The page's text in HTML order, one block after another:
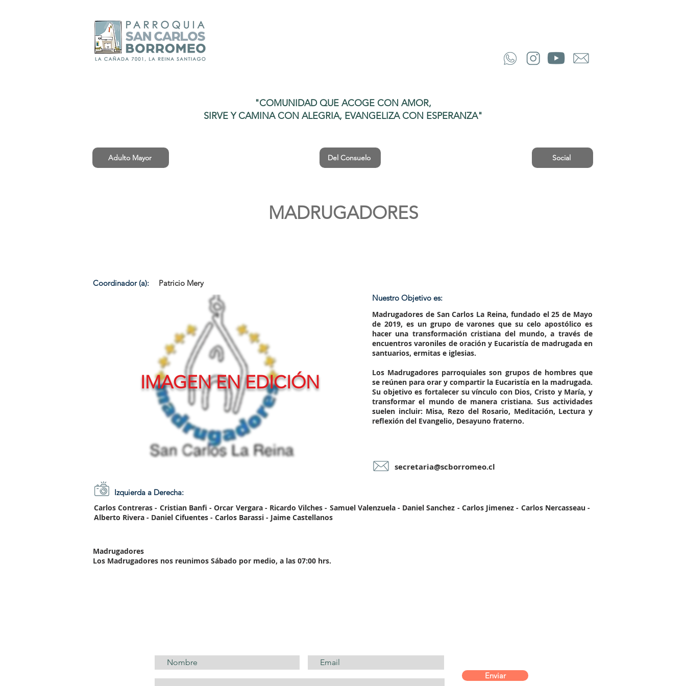
"COMUNIDAD QUE ACOGE CON AMOR,
SIRVE Y CAMINA CON ALEGRIA, EVANGELIZA CON ESPERANZA"
Adulto Mayor Del Consuelo Social
MADRUGADORES
Coordinador (a): Patricio Mery
IMAGEN EN EDICIÓN
Nuestro Objetivo es:
Madrugadores de San Carlos La Reina, fundado el 25 de Mayo
de 2019, es un grupo de varones que su celo apostólico es
hacer una transformación cristiana del mundo, a través de
encuentros varoniles de oración y Eucaristía de madrugada en
santuarios, ermitas e iglesias.
Los Madrugadores parroquiales son grupos de hombres que
se reúnen para orar y compartir la Eucaristía en la madrugada.
Su objetivo es fortalecer su vínculo con Dios, Cristo y María, y
transformar el mundo de manera cristiana. Sus actividades
suelen incluir: Misa, Rezo del Rosario, Meditación, Lectura y
reflexión del Evangelio, Desayuno fraterno.
secretaria@scborromeo.cl
Izquierda a Derecha:
Carlos Contreras - Cristian Banfi - Orcar Vergara - Ricardo Vilches - Samuel Valenzuela - Daniel Sanchez - Carlos Jimenez - Carlos Nercasseau -
Alberto Rivera - Daniel Cifuentes - Carlos Barassi - Jaime Castellanos
Madrugadores
Los Madrugadores nos reunimos Sábado por medio, a las 07:00 hrs.
Enviar